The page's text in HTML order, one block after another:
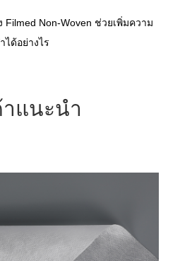
Filmed Non-Woven ช่วยเพิ่มความ
ด้อย่างไร
แนะนำ